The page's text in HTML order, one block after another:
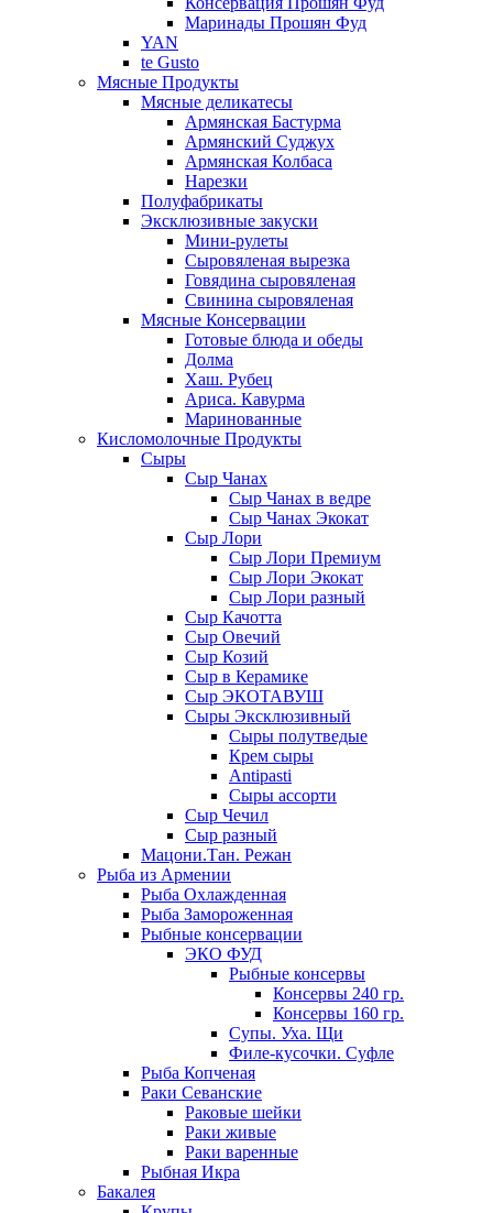
Маринады Прошян Фуд
YAN
te Gusto
Мясные Продукты
Мясные деликатесы
Армянская Бастурма
Армянский Суджух
Армянская Колбаса
Нарезки
Полуфабрикаты
Эксклюзивные закуски
Мини-рулеты
Сыровяленая вырезка
Говядина сыровяленая
Свинина сыровяленая
Мясные Консервации
Готовые блюда и обеды
Долма
Хаш. Рубец
Ариса. Кавурма
Маринованные
Кисломолочные Продукты
Сыры
Сыр Чанах
Сыр Чанах в ведре
Сыр Чанах Экокат
Сыр Лори
Сыр Лори Премиум
Сыр Лори Экокат
Сыр Лори разный
Сыр Качотта
Сыр Овечий
Сыр Козий
Сыр в Керамике
Сыр ЭКОТАВУШ
Сыры Эксклюзивный
Сыры полутведые
Крем сыры
Antipasti
Сыры ассорти
Сыр Чечил
Сыр разный
Мацони.Тан. Режан
Рыба из Армении
Рыба Охлажденная
Рыба Замороженная
Рыбные консервации
ЭКО ФУД
Рыбные консервы
Консервы 240 гр.
Консервы 160 гр.
Супы. Уха. Щи
Филе-кусочки. Суфле
Рыба Копченая
Раки Севанские
Раковые шейки
Раки живые
Раки варенные
Рыбная Икра
Бакалея